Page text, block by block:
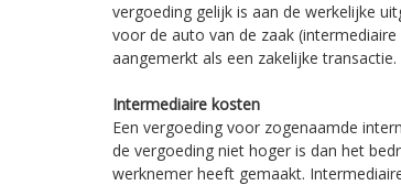
vergoeding gelijk is aan de werkelijke
voor de auto van de zaak
aangemerkt als een zakelijke transactie.
Intermediaire kosten
Een vergoeding voor zogenaamde
de vergoeding niet hoger is dan het
werknemer heeft gemaakt.